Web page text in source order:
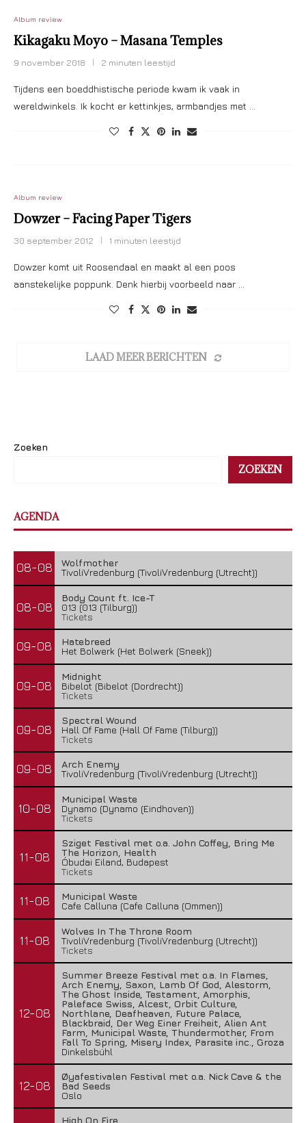
Album review
Kikagaku Moyo – Masana Temples
9 november 2018 2 minuten leestijd
Tijdens een boeddhistische periode kwam ik vaak in
wereldwinkels. Ik kocht er kettinkjes, armbandjes met …
Album review
Dowzer – Facing Paper Tigers
30 september 2012 1 minuten leestijd
Dowzer komt uit Roosendaal en maakt al een poos
aanstekelijke poppunk. Denk hierbij voorbeeld naar …
LAAD MEER BERICHTEN
Zoeken
ZOEKEN
AGENDA
08-08
Wolfmother
TivoliVredenburg (TivoliVredenburg (Utrecht))
08-08
Body Count ft. Ice-T
013 (013 (Tilburg))
Tickets
09-08
Hatebreed
Het Bolwerk (Het Bolwerk (Sneek))
09-08
Midnight
Bibelot (Bibelot (Dordrecht))
Tickets
09-08
Spectral Wound
Hall Of Fame (Hall Of Fame (Tilburg))
Tickets
09-08
Arch Enemy
TivoliVredenburg (TivoliVredenburg (Utrecht))
10-08
Municipal Waste
Dynamo (Dynamo (Eindhoven))
Tickets
11-08
Sziget Festival met o.a. John Coffey, Bring Me
The Horizon, Health
Óbudai Eiland, Budapest
Tickets
11-08
Municipal Waste
Cafe Calluna (Cafe Calluna (Ommen))
11-08
Wolves In The Throne Room
TivoliVredenburg (TivoliVredenburg (Utrecht))
Tickets
12-08
Summer Breeze Festival met o.a. In Flames,
Arch Enemy, Saxon, Lamb Of God, Alestorm,
The Ghost Inside, Testament, Amorphis,
Paleface Swiss, Alcest, Orbit Culture,
Northlane, Deafheaven, Future Palace,
Blackbraid, Der Weg Einer Freiheit, Alien Ant
Farm, Municipal Waste, Thundermother, From
Fall To Spring, Misery Index, Parasite inc., Groza
Dinkelsbühl
12-08
Øyafestivalen Festival met o.a. Nick Cave & the
Bad Seeds
Oslo
High On Fire